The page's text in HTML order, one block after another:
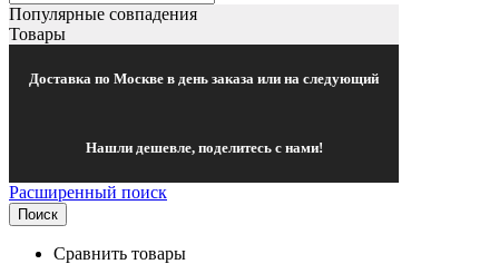
Популярные совпадения
Товары
Доставка по Москве в день заказа или на следующий
Нашли дешевле, поделитесь с нами!
Расширенный поиск
Поиск
Сравнить товары